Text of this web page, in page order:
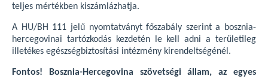
teljes mértékben kiszámlázhatja.
A HU/BH 111 jelű nyomtatványt főszabály szerint a bosznia-
hercegovinai tartózkodás kezdetén le kell adni a területileg
illetékes egészségbiztosítási intézmény kirendeltségénél.
Fontos! Bosznia-Hercegovina szövetségi állam, az egyes